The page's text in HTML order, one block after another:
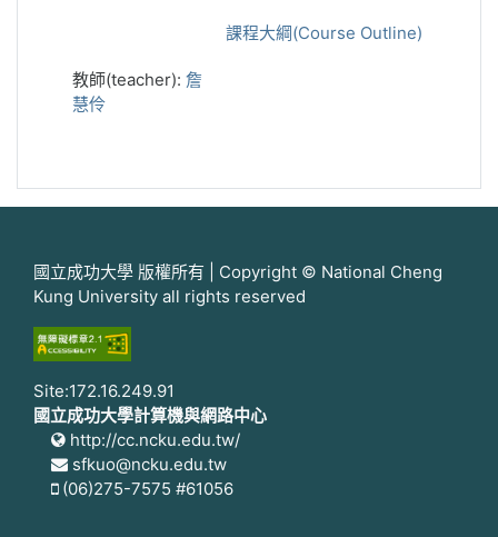
課程大綱(Course Outline)
教師(teacher): 詹
慧伶
國立成功大學 版權所有 | Copyright © National Cheng
Kung University all rights reserved
Site:172.16.249.91
國立成功大學計算機與網路中心
http://cc.ncku.edu.tw/
sfkuo@ncku.edu.tw
(06)275-7575 #61056